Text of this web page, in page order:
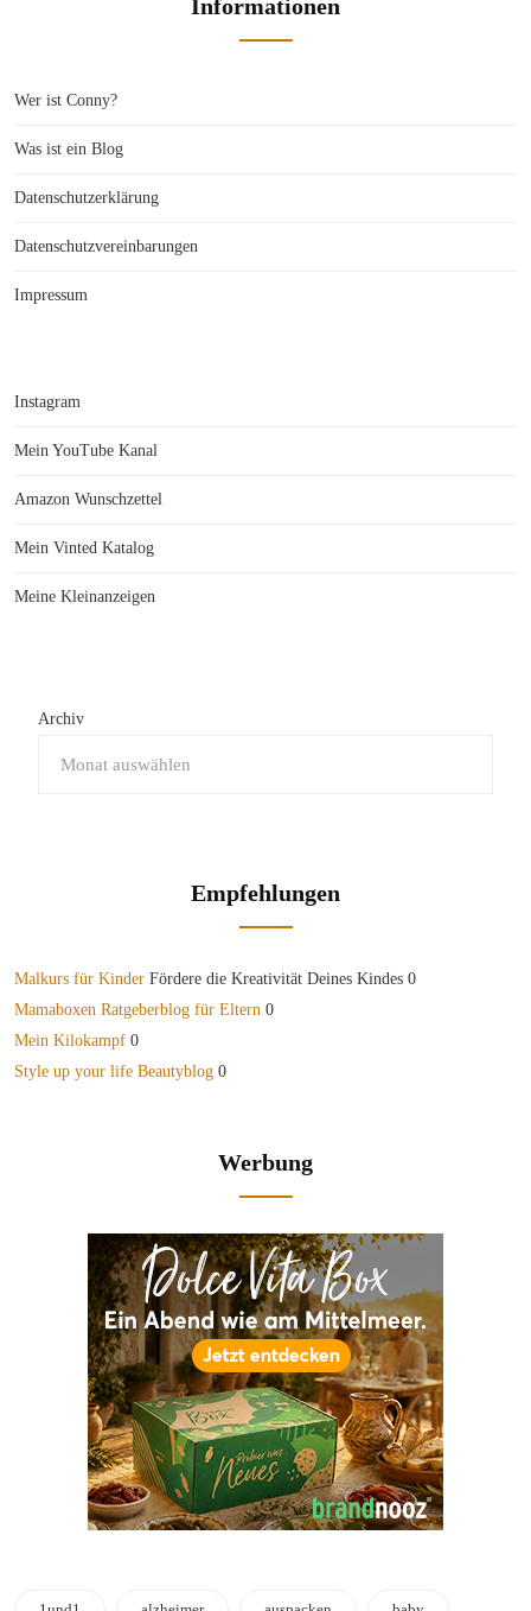
Informationen
Wer ist Conny?
Was ist ein Blog
Datenschutzerklärung
Datenschutzvereinbarungen
Impressum
Instagram
Mein YouTube Kanal
Amazon Wunschzettel
Mein Vinted Katalog
Meine Kleinanzeigen
Archiv
Empfehlungen
Malkurs für Kinder Fördere die Kreativität Deines Kindes 0
Mamaboxen Ratgeberblog für Eltern 0
Mein Kilokampf 0
Style up your life Beautyblog 0
Werbung